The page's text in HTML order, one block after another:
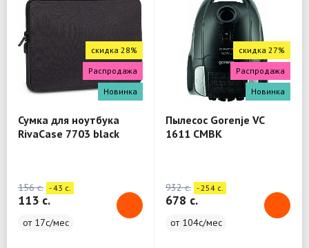
скидка 28%
Распродажа
Новинка
Сумка для ноутбука
RivaCase 7703 black
156 c. - 43 c.
113 c.
от 17с/мес
скидка 27%
Распродажа
Новинка
Пылесос Gorenje VC
1611 CMBK
932 c. - 254 c.
678 c.
от 104с/мес